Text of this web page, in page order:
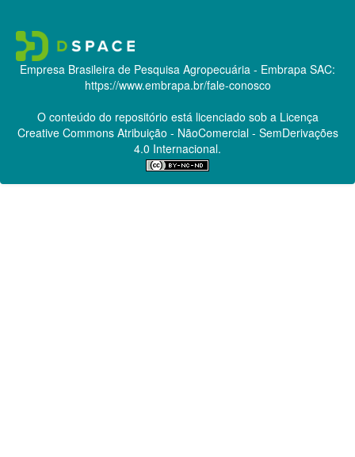
Empresa Brasileira de Pesquisa Agropecuária - Embrapa SAC:
https://www.embrapa.br/fale-conosco
O conteúdo do repositório está licenciado sob a Licença
Creative CommonsAtribuição - NãoComercial - SemDerivações
4.0 Internacional.